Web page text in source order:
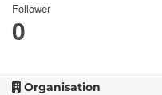
Follower
0
Organisation